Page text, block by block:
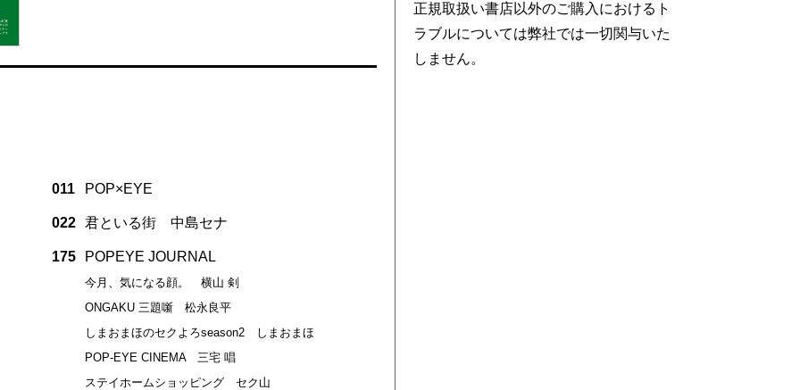
011 POP×EYE
022 君といる街 中島セナ
175 POPEYE JOURNAL
今月、気になる顔。 横山 剣
ONGAKU 三題噺 松永良平
しまおまほのセクよろseason2 しまおまほ
POP-EYE CINEMA 三宅 唱
ステイホームショッピング セク山
正規取扱い書店以外のご購入におけるト
ラブルについては弊社では一切関与いた
しません。